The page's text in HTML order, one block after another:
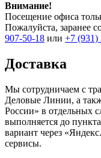
Внимание!
Посещение офиса
Пожалуйста, заранее
907-50-18 или +7 (931)
Доставка
Мы сотрудничаем с
Деловые Линии, а
России» в отдельных
выполняется до
вариант через
сервисы.